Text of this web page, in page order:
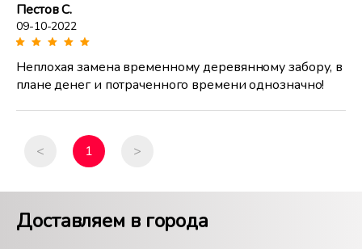
Пестов С.
09-10-2022
Неплохая замена временному деревянному забору, в
плане денег и потраченного времени однозначно!
< 1 >
Доставляем в города